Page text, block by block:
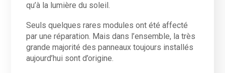
qu’à la lumière du soleil.
Seuls quelques rares modules ont été affecté
par une réparation. Mais dans l’ensemble, la très
grande majorité des panneaux toujours installés
aujourd’hui sont d’origine.